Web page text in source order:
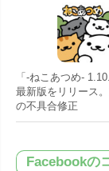
「-ねこあつめ-
最新版をリリース
の不具合修正
Facebookの